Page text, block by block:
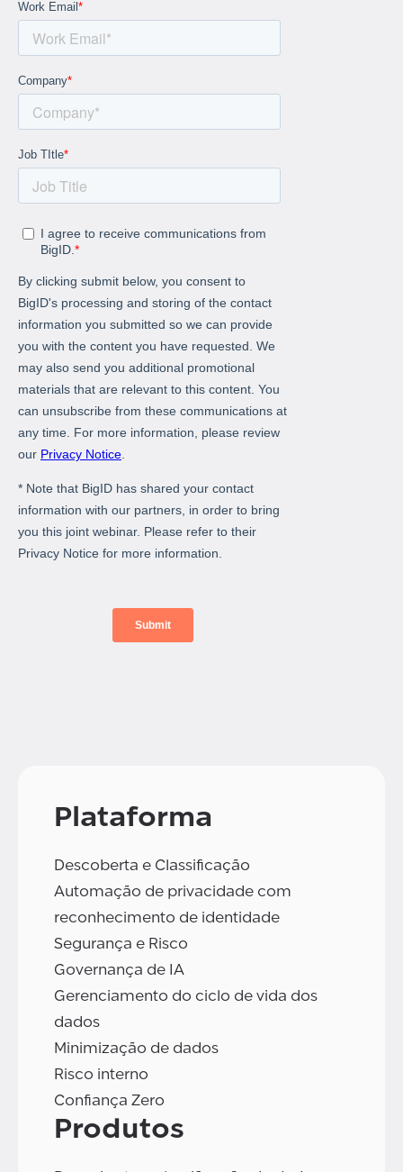
Plataforma
Descoberta e Classificação
Automação de privacidade com
reconhecimento de identidade
Segurança e Risco
Governança de IA
Gerenciamento do ciclo de vida dos
dados
Minimização de dados
Risco interno
Confiança Zero
Produtos